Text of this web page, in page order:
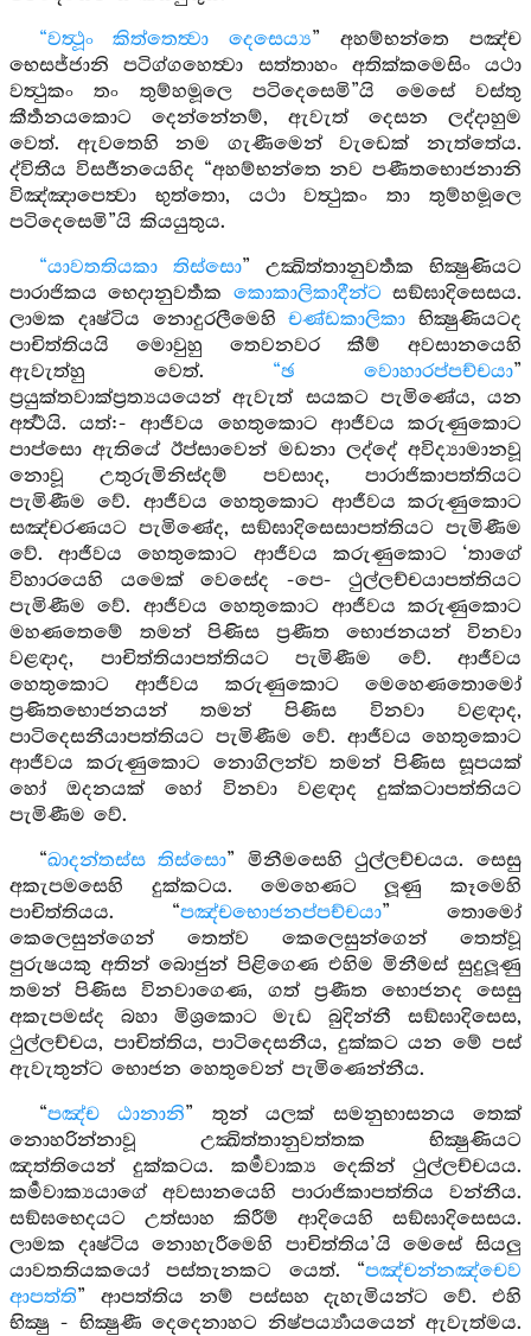
“වත්‍ථූං කිත්තෙත්‍වා දෙසෙය්‍ය” අහම්භන්තෙ පඤ්ච
භෙසජ්ජානි පටිග්ගහෙත්‍වා සත්තාහං අතික්කමෙසිං යථා
වත්‍ථුකං තං තුම්හමූලෙ පටිදෙසෙමි”යි මෙසේ වස්තු
කීර්‍තනයකොට දෙන්නේනම්, ඇවැත් දෙසන ලද්දාහුම
වෙත්. ඇවතෙහි නම ගැණීමෙන් වැඩෙක් නැත්තේය.
ද්විතීය විසර්‍ජනයෙහිද “අහම්භන්තෙ නව පණීතභොජනානි
විඤ්ඤාපෙත්‍වා භුත්තො, යථා වත්‍ථුකං තා තුම්හමූලෙ
පටිදෙසෙමි”යි කියයුතුය.
“යාවතතියකා තිස්සො” උක්‍ඛිත්තානුවර්‍තක භික්‍ෂුණියට
පාරාජිකය භෙදානුවර්‍තක කොකාලිකාදීන්ටසඞ්ඝාදිසෙසය.
ලාමක දෘෂ්ටිය නොදුරලීමෙහිචණ්ඩකාලිකා භික්‍ෂුණියටද
පාචිත්තියයි මොවුහු තෙවනවර කීම් අවසානයෙහි
ඇවැත්හු වෙත්. “ඡ වොහාරප්පච්චයා”
ප්‍රයුක්තවාක්ප්‍රත්‍යයයෙන් ඇවැත් සයකට පැමිණේය, යන
අර්‍ත්‍ථයි. යත්:- ආජීවය හෙතුකොට ආජීවය කරුණුකොට
පාප්සො ඇතියේ ඊප්සාවෙන් මඩනා ලද්දේ අවිද්‍යාමානවූ
නොවූ උතුරුමිනිස්දම් පවසාද, පාරාජිකාපත්තියට
පැමිණීම වේ. ආජීවය හෙතුකොට ආජීවය කරුණුකොට
සඤ්චරණයට පැමිණේද, සඞ්ඝාදිසෙසාපත්තියට පැමිණීම
වේ. ආජීවය හෙතුකොට ආජීවය කරුණුකොට ‘තාගේ
විහාරයෙහි යමෙක් වෙසේද -පෙ- ථුල්ලච්චයාපත්තියට
පැමිණීම වේ. ආජීවය හෙතුකොට ආජීවය කරුණුකොට
මහණතෙමේ තමන් පිණිස ප්‍රණීත භොජනයන් විනවා
වළඳාද, පාචිත්තියාපත්තියට පැමිණීම වේ. ආජීවය
හෙතුකොට ආජීවය කරුණුකොට මෙහෙණතොමෝ
ප්‍රණිතභොජනයන් තමන් පිණිස විනවා වළඳාද,
පාටිදෙසනීයාපත්තියට පැමිණීම වේ. ආජීවය හෙතුකොට
ආජීවය කරුණුකොට නොගිලන්ව තමන් පිණිස සූපයක්
හෝ ඔදනයක් හෝ විනවා වළඳාද දුක්කටාපත්තියට
පැමිණීම වේ.
“ඛාදන්තස්ස තිස්සො” මිනීමසෙහි ථුල්ලච්චයය. සෙසු
අකැපමසෙහි දුක්කටය. මෙහෙණට ලූණු කෑමෙහි
පාචිත්තියය. “පඤ්චභොජනප්පච්චයා” තොමෝ
කෙලෙසුන්ගෙන් තෙත්ව කෙලෙසුන්ගෙන් තෙත්වූ
පුරුෂයකු අතින් බොජුන් පිළිගෙණ එහිම මිනීමස් සුදුලූණු
තමන් පිණිස විනවාගෙණ, ගත් ප්‍රණීත භොජනද සෙසු
අකැපමස්ද බහා මිශ්‍රකොට මැඩ බුදින්නී සඞ්ඝාදිසෙස,
ථුල්ලච්චය, පාචිත්තිය, පාටිදෙසනීය, දුක්කට යන මේ පස්
ඇවැතුන්ට භොජන හෙතුවෙන් පැමිණෙන්නීය.
“පඤ්ච ඨානානි” තුන් යලක් සමනුභාසනය තෙක්
නොහරින්නාවූ උක්‍ඛිත්තානුවත්තක භික්‍ෂුණියට
ඤත්තියෙන් දුක්කටය. කර්‍මවාක්‍ය දෙකින් ථුල්ලච්චයය.
කර්‍මවාක්‍යයාගේ අවසානයෙහි පාරාජිකාපත්තිය වන්නීය.
සඞ්ඝභෙදයට උත්සාහ කිරීම් ආදියෙහි සඞ්ඝාදිසෙසය.
ලාමක දෘෂ්ටිය නොහැරීමෙහි පාචිත්තිය’යි මෙසේ සියලු
යාවතතියකයෝ පස්තැනකට යෙත්. “පඤ්චන්නඤ්චෙව
ආපත්ති” ආපත්තිය නම් පස්සහ දැහැමියන්ට වේ. එහි
භික්‍ෂු - භික්‍ෂුණී දෙදෙනාහට නිෂ්පර්‍ය්‍යායයෙන් ඇවැත්මය.